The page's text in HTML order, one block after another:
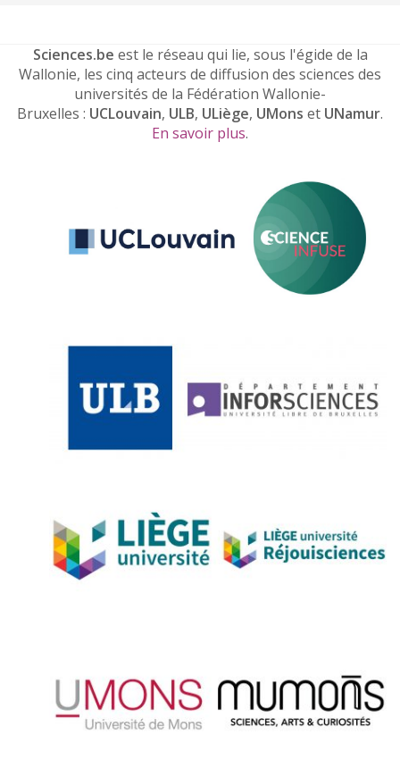
Sciences.be est le réseau qui lie, sous l'égide de la
Wallonie, les cinq acteurs de diffusion des sciences des
universités de la Fédération Wallonie-
Bruxelles : UCLouvain, ULB, ULiège, UMons et UNamur.
En savoir plus.